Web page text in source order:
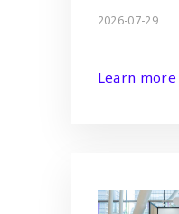
2026-07-29
Learn more